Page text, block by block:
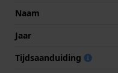
Naam
Jaar
Tijdsaanduiding